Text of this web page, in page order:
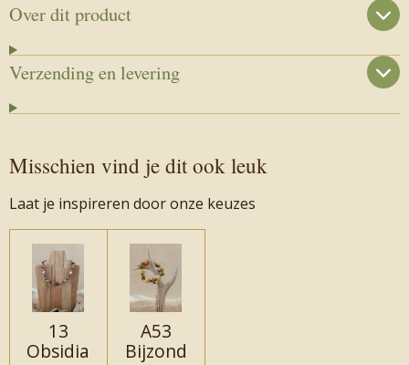
Over dit product
Verzending en levering
Misschien vind je dit ook leuk
Laat je inspireren door onze keuzes
13
Obsidia
A53
Bijzond